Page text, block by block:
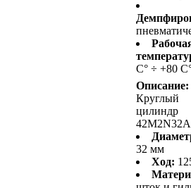
С° ÷ +80
Описание:
Круглый
цилиндр
32 мм
Ход: